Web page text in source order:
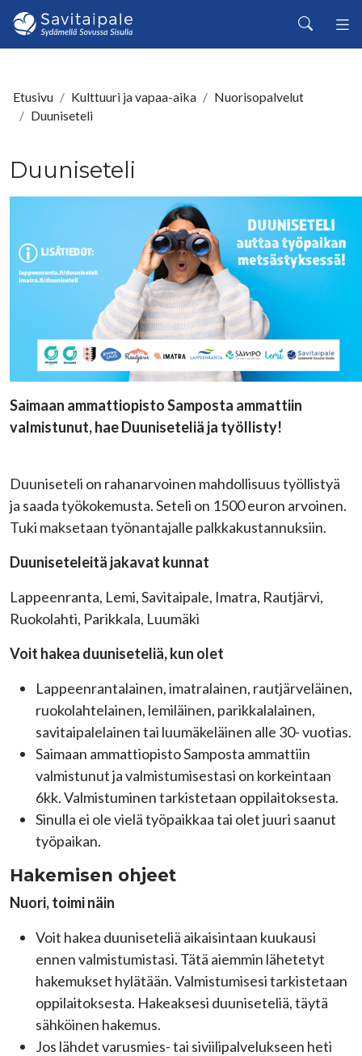
Siirry pääsisältöön
Haku
Etusivu Kulttuuri ja vapaa-aika
Nuorisopalvelut
Duuniseteli
Duuniseteli
Saimaan ammattiopisto Samposta ammattiin
valmistunut, hae Duuniseteliä ja työllisty!
Duuniseteli on rahanarvoinen mahdollisuus työllistyä
ja saada työkokemusta. Seteli on 1500 euron arvoinen.
Tuki maksetaan työnantajalle palkkakustannuksiin.
Duuniseteleitä jakavat kunnat
Lappeenranta, Lemi, Savitaipale, Imatra, Rautjärvi,
Ruokolahti, Parikkala, Luumäki
Voit hakea duuniseteliä, kun olet
Lappeenrantalainen, imatralainen, rautjärveläinen,
ruokolahtelainen, lemiläinen, parikkalalainen,
savitaipalelainen tai luumäkeläinen alle 30- vuotias.
Saimaan ammattiopisto Samposta ammattiin
valmistunut ja valmistumisestasi on korkeintaan
6kk. Valmistuminen tarkistetaan oppilaitoksesta.
Sinulla ei ole vielä työpaikkaa tai olet juuri saanut
työpaikan.
Hakemisen ohjeet
Nuori, toimi näin
Voit hakea duuniseteliä aikaisintaan kuukausi
ennen valmistumistasi. Tätä aiemmin lähetetyt
hakemukset hylätään. Valmistumisesi tarkistetaan
oppilaitoksesta. Hakeaksesi duuniseteliä, täytä
sähköinen hakemus.
Jos lähdet varusmies- tai siviilipalvelukseen heti